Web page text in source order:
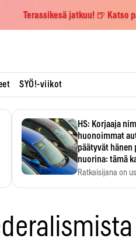
Terassikesä jatkuu! 🍺 Katso
SYÖ!-viikot
HS: Korjaaja
huonoimmat
päätyvät hänen
nuorina: tämä
Ratkaisijana on